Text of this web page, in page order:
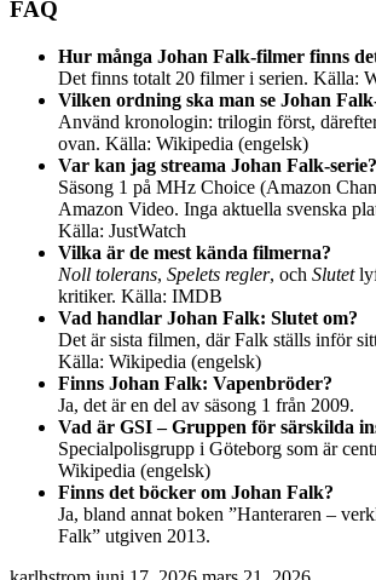
FAQ
Hur många Johan Falk-filmer finns
Det finns totalt 20 filmer i serien. Källa:
Vilken ordning ska man se Johan
Använd kronologin: trilogin först,
ovan. Källa: Wikipedia (engelsk)
Var kan jag streama Johan Falk-serie?
Säsong 1 på MHz Choice (Amazon
Amazon Video. Inga aktuella svenska
Källa: JustWatch
Vilka är de mest kända filmerna?
Noll tolerans, Spelets regler, och Slutet
kritiker. Källa: IMDB
Vad handlar Johan Falk: Slutet om?
Det är sista filmen, där Falk ställs inför
Källa: Wikipedia (engelsk)
Finns Johan Falk: Vapenbröder?
Ja, det är en del av säsong 1 från 2009.
Vad är GSI – Gruppen för särskilda
Specialpolisgrupp i Göteborg som är
Wikipedia (engelsk)
Finns det böcker om Johan Falk?
Ja, bland annat boken ”Hanteraren –
Falk” utgiven 2013.